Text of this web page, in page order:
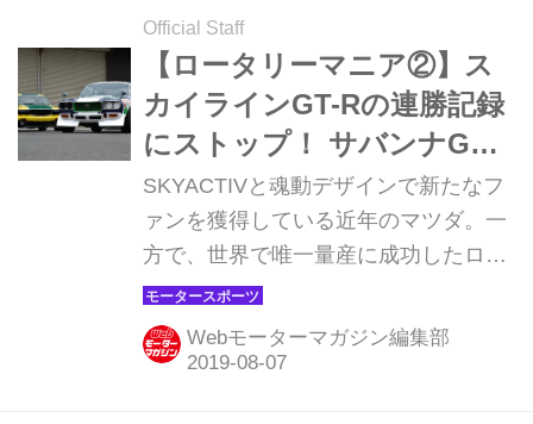
Official Staff
【ロータリーマニア②】ス
カイラインGT-Rの連勝記録
にストップ！ サバンナGS
II（前編）
SKYACTIVと魂動デザインで新たなフ
ァンを獲得している近年のマツダ。一
方で、世界で唯一量産に成功したロー
タリーエンジンとその搭載車に、今で
もただならぬ愛情を注ぐ人たちがい
る。そんなオーナーと貴重な愛車を一
Webモーターマガジン編集部